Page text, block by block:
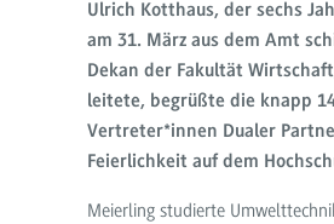
Ulrich Kotthaus, der sechs
am 31. März aus dem Amt
Dekan der Fakultät
leitete, begrüßte die knapp
Vertreter*innen Dualer
Feierlichkeit auf dem
Meierling studierte